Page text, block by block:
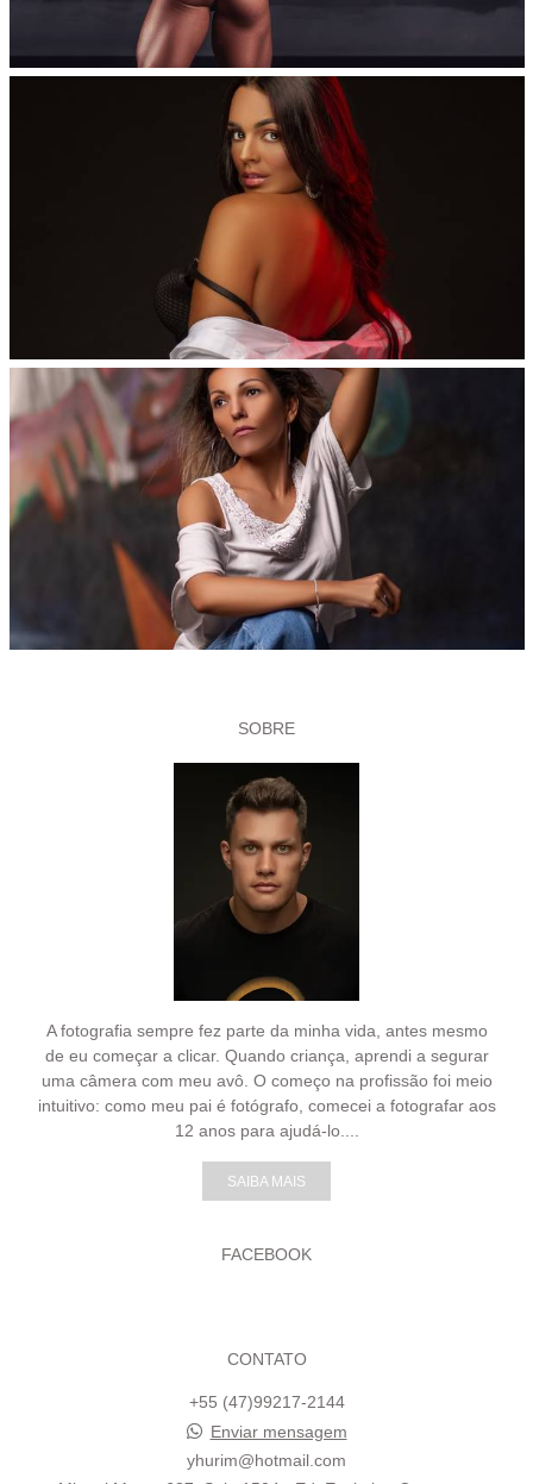
SOBRE
A fotografia sempre fez parte da minha vida, antes mesmo
de eu começar a clicar. Quando criança, aprendi a segurar
uma câmera com meu avô. O começo na profissão foi meio
intuitivo: como meu pai é fotógrafo, comecei a fotografar aos
12 anos para ajudá-lo....
SAIBA MAIS
FACEBOOK
CONTATO
+55 (47)99217-2144
Enviar mensagem
yhurim@hotmail.com